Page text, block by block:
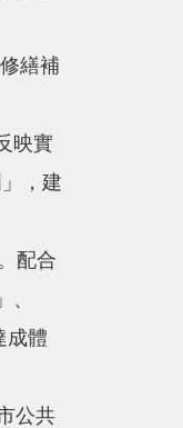
繕補
映實
，建
配合
成體
公共